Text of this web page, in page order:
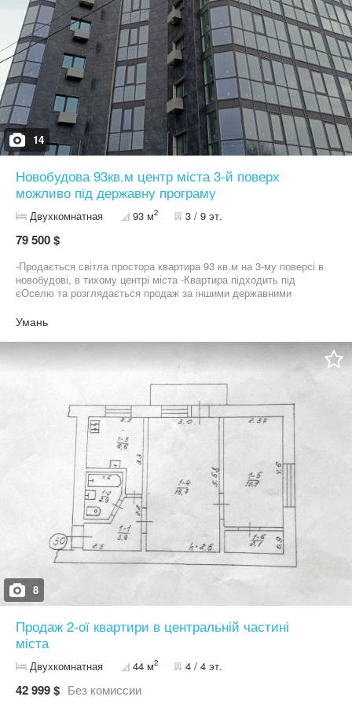
14
Новобудова 93кв.м центр міста 3-й поверх
можливо під державну програму
Двухкомнатная 93 м2 3 / 9 эт.
79 500 $
-Продається світла простора квартира 93 кв.м на 3-му поверсі в
новобудові, в тихому центрі міста -Квартира підходить під
єОселю та розглядається продаж за іншими державними
велика кухня-студія 21 кв.м, просторий коридор та можливе
гардеробну та лоджію -Індивідуальне опалення, є газовий
двоконтурний котел -Квартира 2-стороння, східна та західна
сторона, що дуже вигідно для врівноваження температури в
квартирі -Великі панорамні вікна з видом на місто -Двері вхідні
якісні металеві, вікна металопластикові з двокамерними
склопакетами, підлога - цементна стяжка -Підведено всі
комунікації та встановлено лічильники (вода, газ,
електроенергія) -Широкі просторі коридори та сходова клітка
-Ліфт працює навіть тоді, коли немає електроенергії (з
акумулятором) -Поряд супермаркети, магазини, дитячі
майданчики, школи, садочки, центральна площа та парк -Стан
від забудовника
Умань
8
Продаж 2-ої квартири в центральній частині
міста
Двухкомнатная 44 м2 4 / 4 эт.
42 999 $ Без комиссии